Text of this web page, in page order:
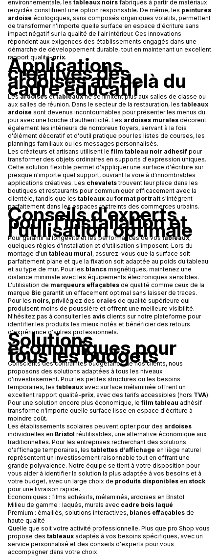
environnementale, les tableaux noirs fabriqués à partir de matériaux
recyclés constituent une option responsable. De même, les peintures
ardoise écologiques, sans composés organiques volatils, permettent
de transformer n'importe quelle surface en espace d'écriture sans
impact négatif sur la qualité de l'air intérieur. Ces innovations
répondent aux exigences des établissements engagés dans une
démarche de développement durable, tout en maintenant un excellent
rapport qualité-prix.
Applications
créatives des
ardoises au-delà du
cadre éducatif
Lesardoises ettableauxne se limitent plus aux salles de classe ou
aux salles de réunion. Dans le secteur de la restauration, les tableaux
ardoise sont devenus incontournables pour présenter les menus du
jour avec une touche d'authenticité. Les ardoises murales décorent
également les intérieurs de nombreux foyers, servant à la fois
d'élément décoratif et d'outil pratique pour les listes de courses, les
plannings familiaux ou les messages personnalisés.
Les créateurs et artisans utilisent lefilm tableau noir adhesif pour
transformer des objets ordinaires en supports d'expression uniques.
Cette solution flexible permet d'appliquer une surface d'écriture sur
presque n'importe quel support, ouvrant la voie à d'innombrables
applications créatives. Les chevaletstrouvent leur place dans les
boutiques et restaurants pour communiquer efficacement avec la
clientèle, tandis que les tableaux auformat portrait s'intègrent
parfaitement dans les espaces restreints des commerces urbains.
Conseils d'experts
pour l'installation et
l'utilisation optimale
Pour garantir la longévité et les performances de vostableaux,
quelques règles d'installation et d'utilisation s'imposent. Lors du
montage d'un tableau mural, assurez-vous que la surface soit
parfaitement plane et que la fixation soit adaptée au poids du tableau
et au type de mur. Pour les blancs magnétiques, maintenez une
distance minimale avec les équipements électroniques sensibles.
L'utilisation de marqueurs effaçables de qualité comme ceux de la
marque Bic garantit un effacement optimal sans laisser de traces.
Pour les noirs, privilégiez des craies de qualité supérieure qui
produisent moins de poussière et offrent une meilleure visibilité.
N'hésitez pas à consulter les avis clients sur notre plateforme pour
identifier les produits les mieux notés et bénéficier des retours
d'expérience d'autres professionnels.
Solutions
économiques pour
tous les budgets
Conscients des contraintes budgétaires de nos clients, nous
proposons des solutions adaptées à tous les niveaux
d'investissement. Pour les petites structures ou les besoins
temporaires, les tableaux avec surface mélaminée offrent un
excellent rapport qualité-prix, avec des tarifs accessibles (hors TVA).
Pour une solution encore plus économique, lefilm tableau adhésif
transforme n'importe quelle surface lisse en espace d'écriture à
moindre coût.
Les établissements scolaires peuvent opter pour des ardoises
individuelles en Bristol réutilisables, une alternative économique aux
traditionnelles. Pour les entreprises recherchant des solutions
d'affichage temporaires, les tablettes d'affichage en liège naturel
représentent un investissement raisonnable tout en offrant une
grande polyvalence. Notre équipe se tient à votre disposition pour
vous aider à identifier la solution la plus adaptée à vos besoins et à
votre budget, avec un large choix de produits disponibles en stock
pour une livraison rapide.
Économiques : films adhésifs, mélaminés, ardoises en Bristol
Milieu de gamme : laqués, murals avec cadre bois laqué
Premium : émaillés, solutions interactives, blancs effaçables de
haute qualité
Quelle que soit votre activité professionnelle, Plus que pro Shop vous
propose des tableaux adaptés à vos besoins spécifiques, avec un
service personnalisé et des conseils d'experts pour vous
accompagner dans votre choix.